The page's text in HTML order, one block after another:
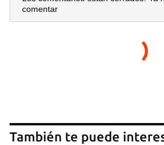
comentar
También te puede